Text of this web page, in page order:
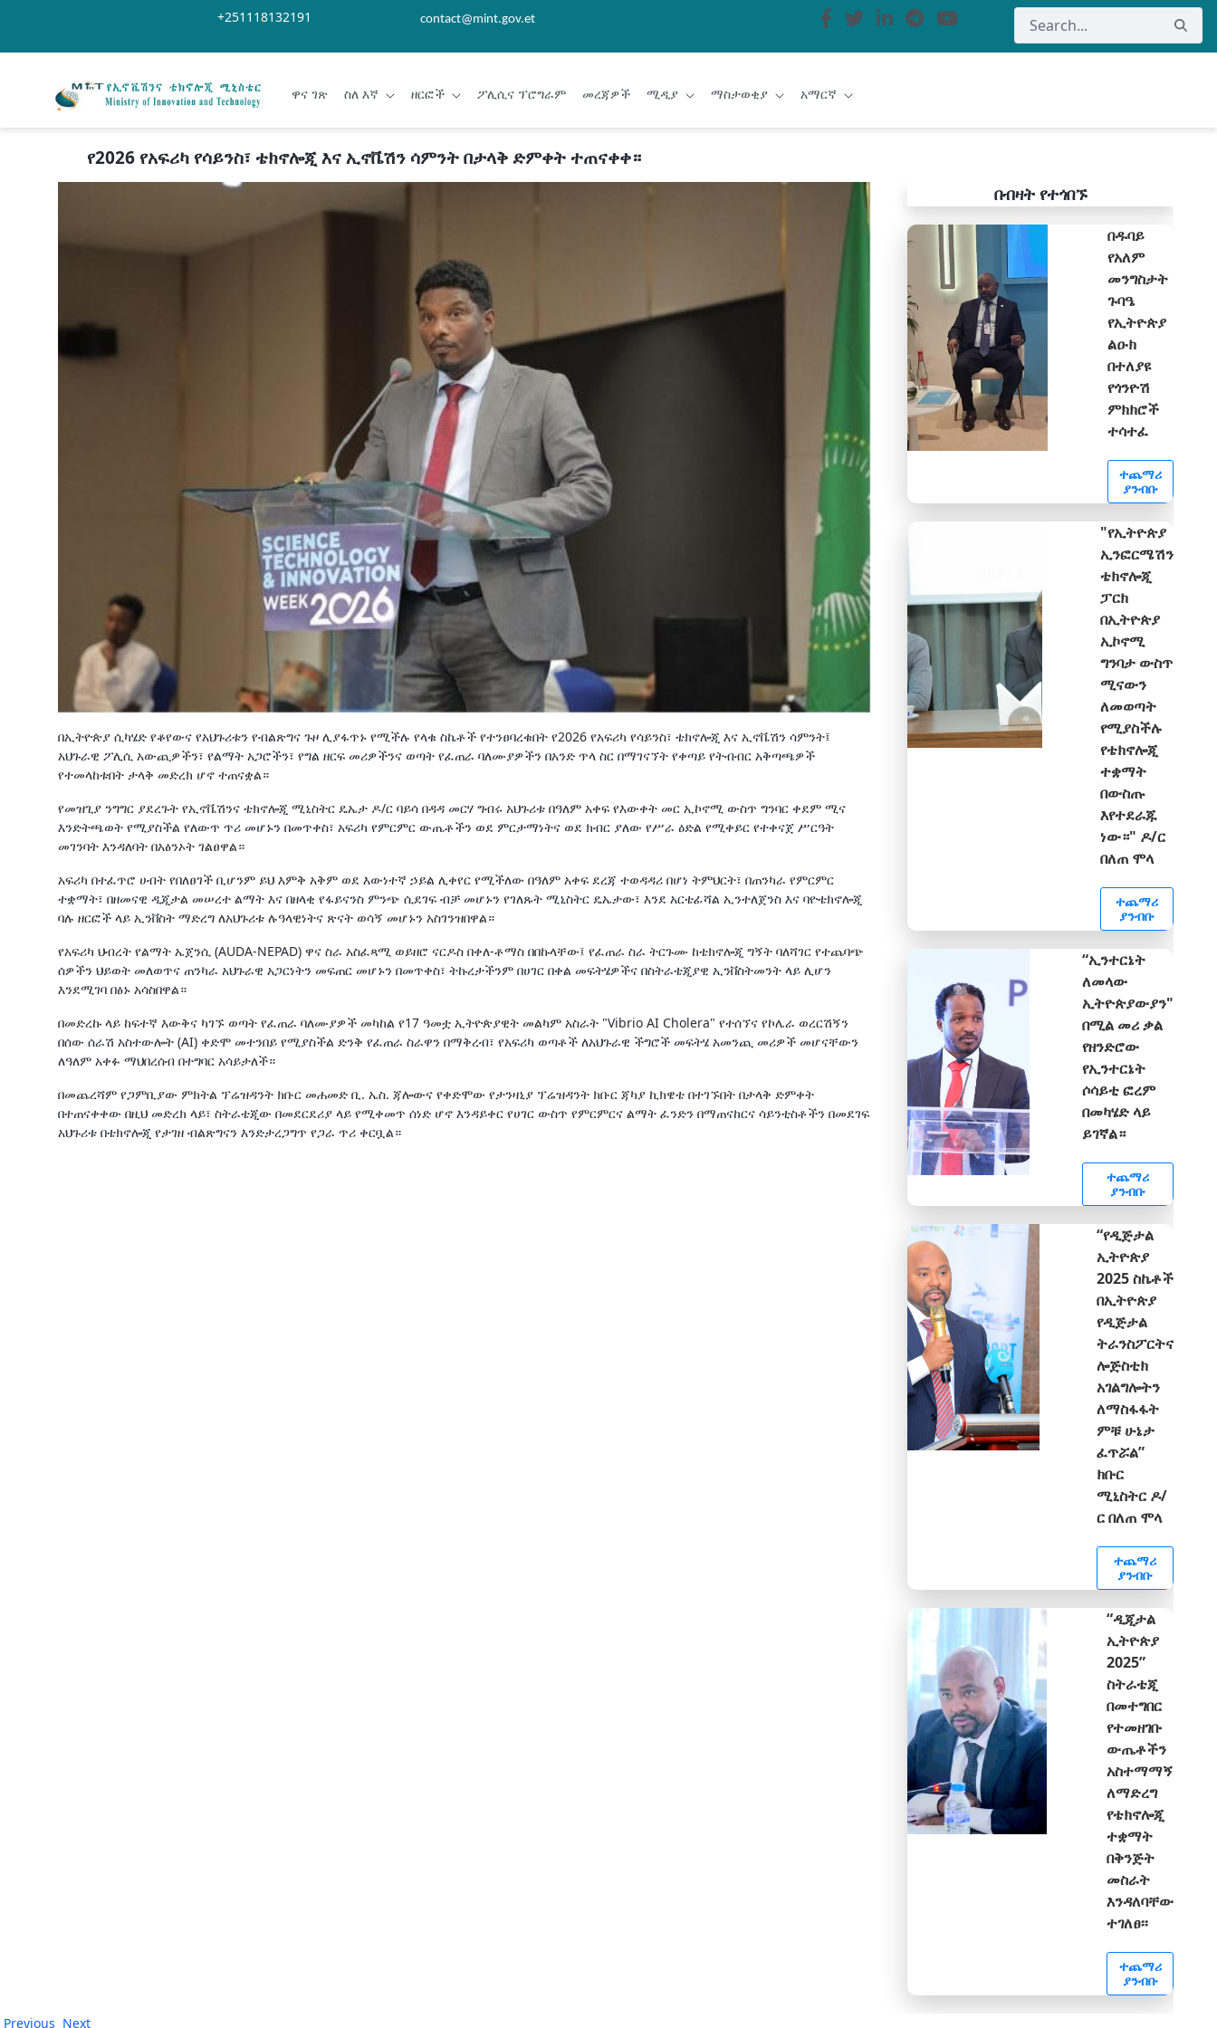
+251118132191 contact@mint.gov.et
ዋና ገጽ ስለ እኛ ዘርፎች ፖሊሲና ፕሮግራም መረጃዎች ሚዲያ ማስታወቂያ አማርኛ
የ2026 የአፍሪካ የሳይንስ፣ ቴክኖሎጂ እና ኢኖቬሽን ሳምንት በታላቅ ድምቀት ተጠናቀቀ።
በኢትዮጵያ ሲካሄድ የቆየውና የአህጉሪቱን የብልጽግና ጉዞ ሊያፋጥኑ የሚችሉ የላቁ ስኬቶች የተንፀባረቁበት የ2026 የአፍሪካ የሳይንስ፣ ቴክኖሎጂ እና ኢኖቬሽን ሳምንት፤
አህጉራዊ ፖሊሲ አውጪዎችን፣ የልማት አጋሮችን፣ የግል ዘርፍ መሪዎችንና ወጣት የፈጠራ ባለሙያዎችን በአንድ ጥላ ስር በማገናኘት የቀጣይ የትብብር አቅጣጫዎች
የተመላከቱበት ታላቅ መድረክ ሆኖ ተጠናቋል።
የመዝጊያ ንግግር ያደረጉት የኢኖቬሽንና ቴክኖሎጂ ሚኒስትር ዴኤታ ዶ/ር ባይሳ በዳዳ መርሃ ግብሩ አህጉሪቱ በዓለም አቀፍ የእውቀት መር ኢኮኖሚ ውስጥ ግንባር ቀደም ሚና
እንድትጫወት የሚያስችል የለውጥ ጥሪ መሆኑን በመጥቀስ፣ አፍሪካ የምርምር ውጤቶችን ወደ ምርታማነትና ወደ ክብር ያለው የሥራ ዕድል የሚቀይር የተቀናጀ ሥርዓት
መገንባት እንዳለባት በአፅንኦት ገልፀዋል።
አፍሪካ በተፈጥሮ ሀብት የበለፀገች ቢሆንም ይህ እምቅ አቅም ወደ እውነተኛ ኃይል ሊቀየር የሚችለው በዓለም አቀፍ ደረጃ ተወዳዳሪ በሆነ ትምህርት፣ በጠንካራ የምርምር
ተቋማት፣ በዘመናዊ ዲጂታል መሠረተ ልማት እና በዘላቂ የፋይናንስ ምንጭ ሲደገፍ ብቻ መሆኑን የገለጹት ሚኒስትር ዴኤታው፣ እንደ አርቴፊሻል ኢንተለጀንስ እና ባዮቴክኖሎጂ
ባሉ ዘርፎች ላይ ኢንቨስት ማድረግ ለአህጉሪቱ ሉዓላዊነትና ጽናት ወሳኝ መሆኑን አስገንዝበዋል።
የአፍሪካ ህብረት የልማት ኤጀንሲ (AUDA-NEPAD) ዋና ስራ አስፈጻሚ ወይዘሮ ናርዶስ በቀለ-ቶማስ በበኩላቸው፤ የፈጠራ ስራ ትርጉሙ ከቴክኖሎጂ ግኝት ባለሻገር የተጨባጭ
ሰዎችን ህይወት መለወጥና ጠንካራ አህጉራዊ አጋርነትን መፍጠር መሆኑን በመጥቀስ፣ ትኩረታችንም በሀገር በቀል መፍትሄዎችና በስትራቴጂያዊ ኢንቨስትመንት ላይ ሊሆን
እንደሚገባ በፅኑ አሳስበዋል።
በመድረኩ ላይ ከፍተኛ እውቅና ካገኙ ወጣት የፈጠራ ባለሙያዎች መካከል የ17 ዓመቷ ኢትዮጵያዊት መልካም አስራት "Vibrio AI Cholera" የተሰኘና የኮሌራ ወረርሽኝን
በሰው ሰራሽ አስተውሎት (AI) ቀድሞ መተንበይ የሚያስችል ድንቅ የፈጠራ ስራዋን በማቅረብ፣ የአፍሪካ ወጣቶች ለአህጉራዊ ችግሮች መፍትሄ አመንጪ መሪዎች መሆናቸውን
ለዓለም አቀፉ ማህበረሰብ በተግባር አሳይታለች።
በመጨረሻም የጋምቢያው ምክትል ፕሬዝዳንት ክቡር መሐመድ ቢ. ኤስ. ጃሎውና የቀድሞው የታንዛኒያ ፕሬዝዳንት ክቡር ጃካያ ኪክዌቴ በተገኙበት በታላቅ ድምቀት
በተጠናቀቀው በዚህ መድረክ ላይ፣ ስትራቴጂው በመደርደሪያ ላይ የሚቀመጥ ሰነድ ሆኖ እንዳይቀር የሀገር ውስጥ የምርምርና ልማት ፈንድን በማጠናከርና ሳይንቲስቶችን በመደገፍ
አህጉሪቱ በቴክኖሎጂ የታገዘ ብልጽግናን እንድታረጋግጥ የጋራ ጥሪ ቀርቧል።
በብዛት የተጎበኙ
በዱባይ
የአለም
መንግስታት
ጉባዔ
የኢትዮጵያ
ልዑክ
በተለያዩ
የጎንዮሽ
ምክክሮች
ተሳተፈ
ተጨማሪ
ያንብቡ
"የኢትዮጵያ
ኢንፎርሜሽን
ቴክኖሎጂ
ፓርክ
በኢትዮጵያ
ኢኮኖሚ
ግንባታ ውስጥ
ሚናውን
ለመወጣት
የሚያስችሉ
የቴክኖሎጂ
ተቋማት
በውስጡ
እየተደራጁ
ነው።" ዶ/ር
በለጠ ሞላ
ተጨማሪ
ያንብቡ
“ኢንተርኔት
ለመላው
ኢትዮጵያውያን"
በሚል መሪ ቃል
የዘንድሮው
የኢንተርኔት
ሶሳይቲ ፎረም
በመካሄድ ላይ
ይገኛል።
ተጨማሪ
ያንብቡ
“የዲጅታል
ኢትዮጵያ
2025 ስኬቶች
በኢትዮጵያ
የዲጅታል
ትራንስፖርትና
ሎጅስቲክ
አገልግሎትን
ለማስፋፋት
ምቹ ሁኔታ
ፈጥሯል”
ክቡር
ሚኒስትር ዶ/
ር በለጠ ሞላ
ተጨማሪ
ያንብቡ
“ዲጂታል
ኢትዮጵያ
2025”
ስትራቴጂ
በመተግበር
የተመዘገቡ
ውጤቶችን
አስተማማኝ
ለማድረግ
የቴክኖሎጂ
ተቋማት
በቅንጅት
መስራት
እንዳለባቸው
ተገለፀ፡፡
ተጨማሪ
ያንብቡ
Previous Next